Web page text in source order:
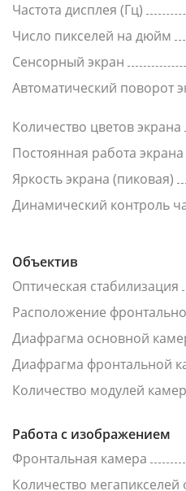
Частота дисплея (Гц)
Число пикселей на дюйм
Сенсорный экран
Автоматический поворот
Количество цветов экрана
Постоянная работа экрана
Яркость экрана (пиковая)
Динамический контроль
Объектив
Оптическая стабилизация
Расположение
Диафрагма основной
Диафрагма фронтальной
Количество модулей
Работа с изображением
Фронтальная камера
Количество